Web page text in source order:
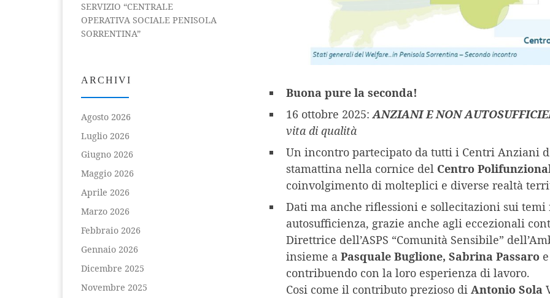
Buona pure la seconda!
16 ottobre 2025:ANZIANI E NON
vita di qualità
Un incontro partecipato da tutti i Centri Anziani
stamattina nella cornice del Centro
coinvolgimento di molteplici e diverse realtà
Dati ma anche riflessioni e sollecitazioni sui
autosufficienza, grazie anche agli eccezionali
Direttrice dell’ASPS “Comunità Sensibile”
insieme a Pasquale Buglione, Sabrina Passaro
contribuendo con la loro esperienza di lavoro.
Cosi come il contributo prezioso di Antonio Sola
SERVIZIO “CENTRALE
OPERATIVA SOCIALE PENISOLA
SORRENTINA”
ARCHIVI
Agosto 2026
Luglio 2026
Giugno 2026
Maggio 2026
Aprile 2026
Marzo 2026
Febbraio 2026
Gennaio 2026
Dicembre 2025
Novembre 2025